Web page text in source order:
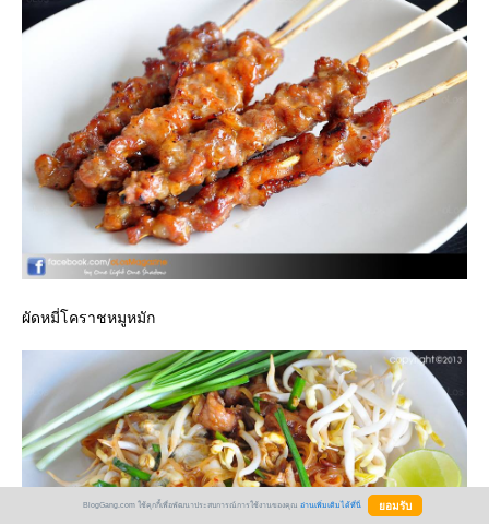
ผัดหมี่โคราชหมูหมัก
BlogGang.com ใช้คุกกี้เพื่อพัฒนาประสบการณ์การใช้งานของคุณ อ่านเพิ่มเติมได้ที่นี่